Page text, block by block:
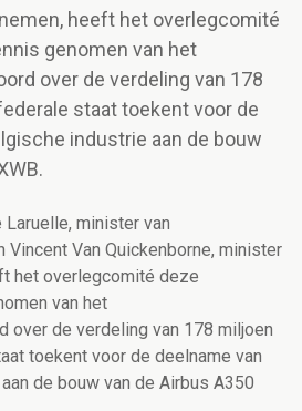
heeft het overlegcomité
genomen van het
over de verdeling van 178
staat toekent voor de
industrie aan de bouw
minister van
Vincent Van Quickenborne, minister
het overlegcomité deze
van het
over de verdeling van 178 miljoen
toekent voor de deelname van
de bouw van de Airbus A350